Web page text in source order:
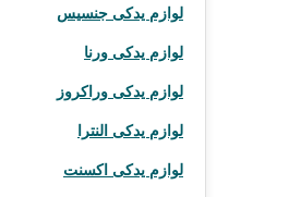
لوازم یدکی جنسیس
لوازم یدکی ورنا
لوازم یدکی وراکروز
لوازم یدکی النترا
لوازم یدکی اکسنت